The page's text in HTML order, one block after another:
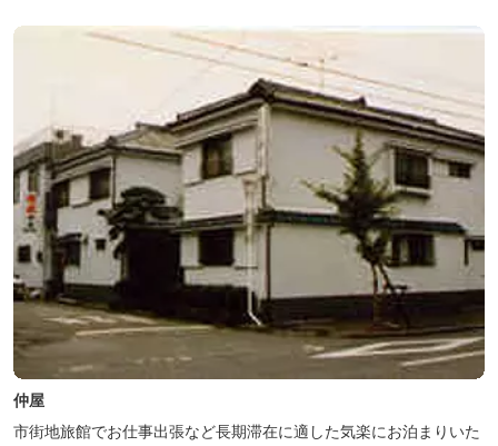
仲屋
市街地旅館でお仕事出張など長期滞在に適した気楽にお泊まりいた